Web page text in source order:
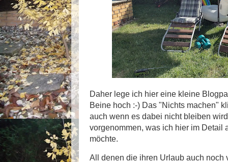
Daher lege ich hier eine kleine
Beine hoch :-) Das "Nichts machen"
auch wenn es dabei nicht bleiben
vorgenommen, was ich hier im Detail
möchte.
All denen die ihren Urlaub auch noch